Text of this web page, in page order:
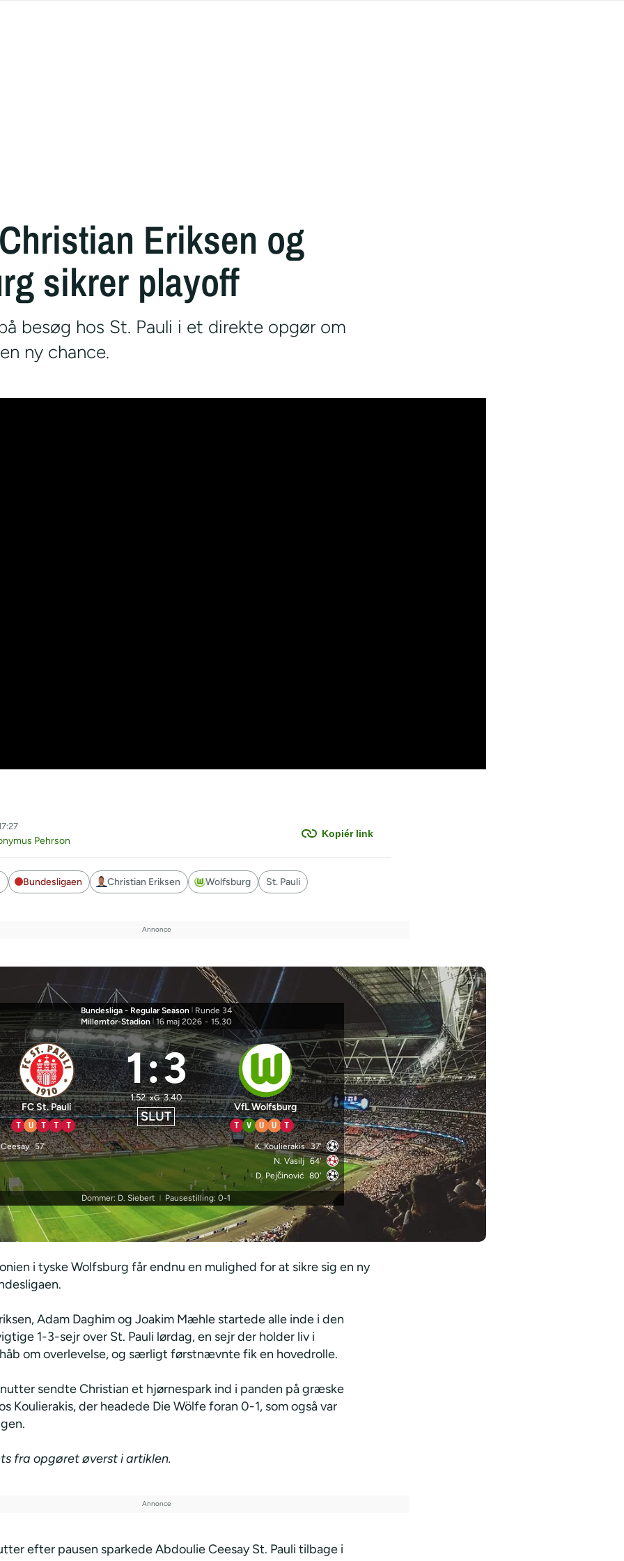
Eriksen og
sikrer playoff
besøg hos St. Pauli i et direkte opgør om
ny chance.
Kopiér link
Pehrson
Bundesligaen Christian Eriksen Wolfsburg St. Pauli
Bundesliga - Regular Season | Runde 34
Millerntor-Stadion | 16 maj 2026 - 15.30
FC St. Pauli
T U T T T
1:3
1.52 xG 3.40
SLUT
VfL Wolfsburg
T V U U T
57' K. Koulierakis 37'
N. Vasilj 64'
D. Pejčinović 80'
Dommer: D. Siebert | Pausestilling: 0-1
i tyske Wolfsburg får endnu en mulighed for at sikre sig en ny
Adam Daghim og Joakim Mæhle startede alle inde i den
1-3-sejr over St. Pauli lørdag, en sejr der holder liv i
om overlevelse, og særligt førstnævnte fik en hovedrolle.
sendte Christian et hjørnespark ind i panden på græske
Koulierakis, der headede Die Wölfe foran 0-1, som også var
fra opgøret øverst i artiklen.
efter pausen sparkede Abdoulie Ceesay St. Pauli tilbage i